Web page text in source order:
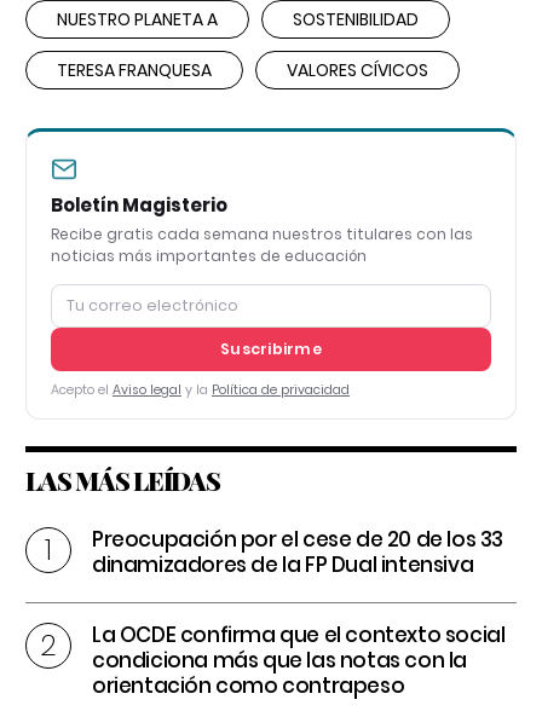
NUESTRO PLANETA A SOSTENIBILIDAD
TERESA FRANQUESA VALORES CÍVICOS
Boletín Magisterio
Recibe gratis cada semana nuestros titulares con las
noticias más importantes de educación
Suscribirme
Acepto el Aviso legal y la Política de privacidad
LAS MÁS LEÍDAS
Preocupación por el cese de 20 de los 33
dinamizadores de la FP Dual intensiva
La OCDE confirma que el contexto social
condiciona más que las notas con la
orientación como contrapeso